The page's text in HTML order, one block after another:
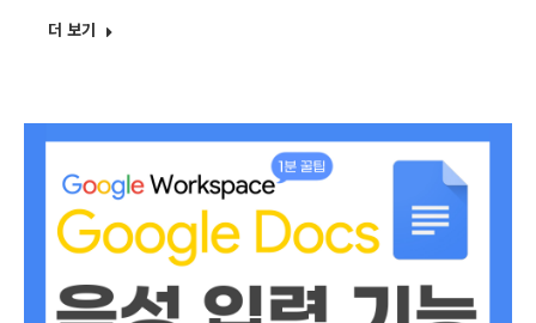
더 보기